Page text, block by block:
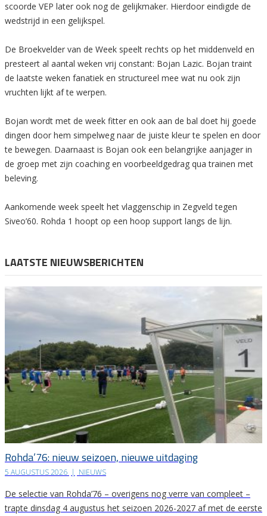
scoorde VEP later ook nog de gelijkmaker. Hierdoor eindigde de
wedstrijd in een gelijkspel.
De Broekvelder van de Week speelt rechts op het middenveld en
presteert al aantal weken vrij constant: Bojan Lazic. Bojan traint
de laatste weken fanatiek en structureel mee wat nu ook zijn
vruchten lijkt af te werpen.
Bojan wordt met de week fitter en ook aan de bal doet hij goede
dingen door hem simpelweg naar de juiste kleur te spelen en door
te bewegen. Daarnaast is Bojan ook een belangrijke aanjager in
de groep met zijn coaching en voorbeeldgedrag qua trainen met
beleving.
Aankomende week speelt het vlaggenschip in Zegveld tegen
Siveo’60. Rohda 1 hoopt op een hoop support langs de lijn.
LAATSTE NIEUWSBERICHTEN
Rohda’76: nieuw seizoen, nieuwe uitdaging
5 AUGUSTUS 2026 | NIEUWS
De selectie van Rohda’76 – overigens nog verre van compleet –
trapte dinsdag 4 augustus het seizoen 2026-2027 af met de eerste